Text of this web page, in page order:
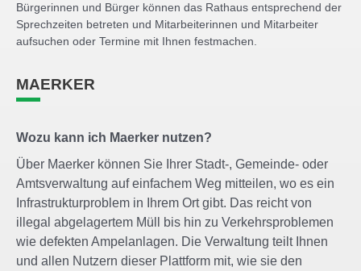
Bürgerinnen und Bürger können das Rathaus entsprechend der
Sprechzeiten betreten und Mitarbeiterinnen und Mitarbeiter
aufsuchen oder Termine mit Ihnen festmachen.
MAERKER
Wozu kann ich Maerker nutzen?
Über Maerker können Sie Ihrer Stadt-, Gemeinde- oder
Amtsverwaltung auf einfachem Weg mitteilen, wo es ein
Infrastrukturproblem in Ihrem Ort gibt. Das reicht von
illegal abgelagertem Müll bis hin zu Verkehrsproblemen
wie defekten Ampelanlagen. Die Verwaltung teilt Ihnen
und allen Nutzern dieser Plattform mit, wie sie den